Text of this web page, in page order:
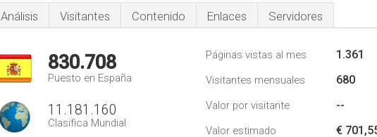
Análisis Visitantes Contenido Enlaces Servidores
830.708
Puesto en España
11.181.160
Clasifica Mundial
Páginas vistas al mes 1.361
Visitantes mensuales 680
Valor por visitante --
Valor estimado €